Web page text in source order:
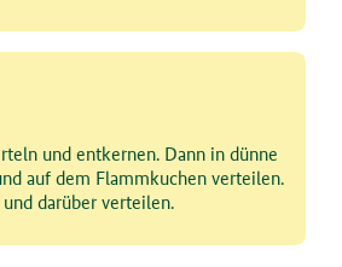
und entkernen. Dann in dünne
auf dem Flammkuchen verteilen.
darüber verteilen.